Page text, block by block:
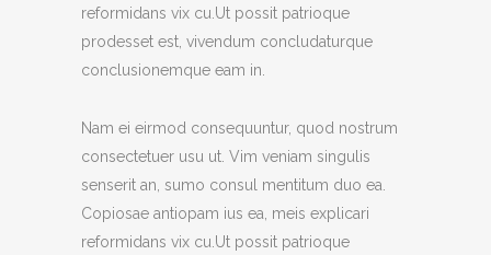
reformidans vix cu.Ut possit patrioque
prodesset est, vivendum concludaturque
conclusionemque eam in.
Nam ei eirmod consequuntur, quod nostrum
consectetuer usu ut. Vim veniam singulis
senserit an, sumo consul mentitum duo ea.
Copiosae antiopam ius ea, meis explicari
reformidans vix cu.Ut possit patrioque